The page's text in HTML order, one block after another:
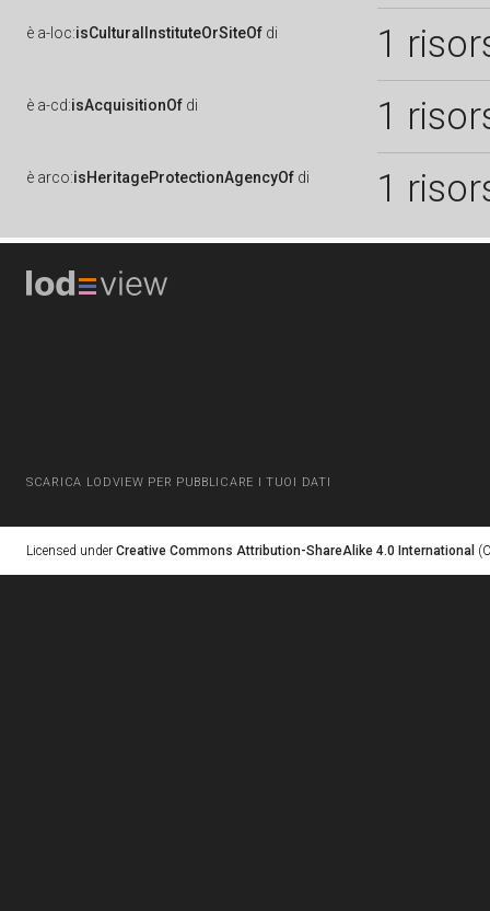
è a-loc:isCulturalInstituteOrSiteOf di 1
è a-cd:isAcquisitionOf di 1
è arco:isHeritageProtectionAgencyOf di 1
SCARICA LODVIEW PER PUBBLICARE I TUOI DATI
Licensed under Creative Commons Attribution-ShareAlike 4.0 International